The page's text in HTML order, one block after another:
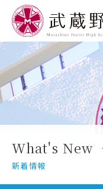
学校案内
教育の特色
学校生活
中学校入試
What's New
新着情報